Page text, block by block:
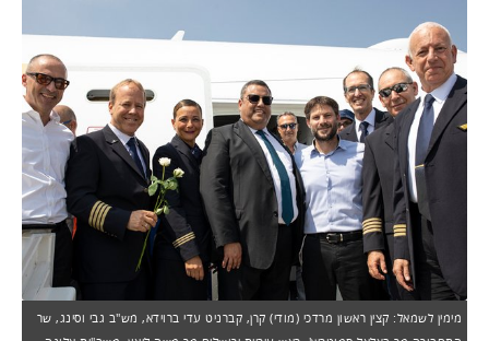
מימין לשמאל: קצין ראשון מרדכי (מודי) קרן, קברניט עדי ברוידא, מש"ב גבי וסינג, שר